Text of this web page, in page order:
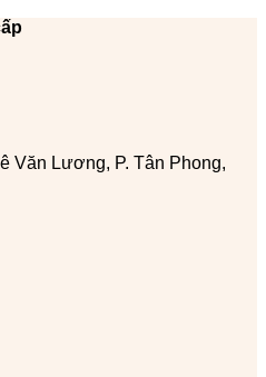
Văn Lương, P. Tân Phong,